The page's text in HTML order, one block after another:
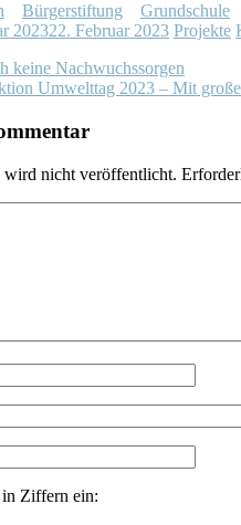
Bürgerstiftung Grundschule
202322. Februar 2023 Projekte
keine Nachwuchssorgen
Umwelttag 2023 – Mit
nicht veröffentlicht.
Ziffern ein: